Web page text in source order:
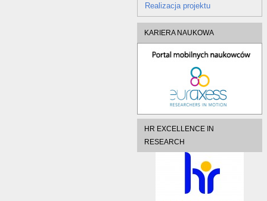
Realizacja projektu
KARIERA NAUKOWA
HR EXCELLENCE IN
RESEARCH